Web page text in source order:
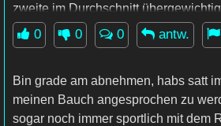
zweite im Durchschnitt
Mann, 2 von 3 Frauen), darf man das
die Zucker-Lobby gut daran verdient.
0 0 0 antw.
Bin grade am abnehmen, habs satt
meinen Bauch angesprochen zu
sogar noch immer sportlich mit dem